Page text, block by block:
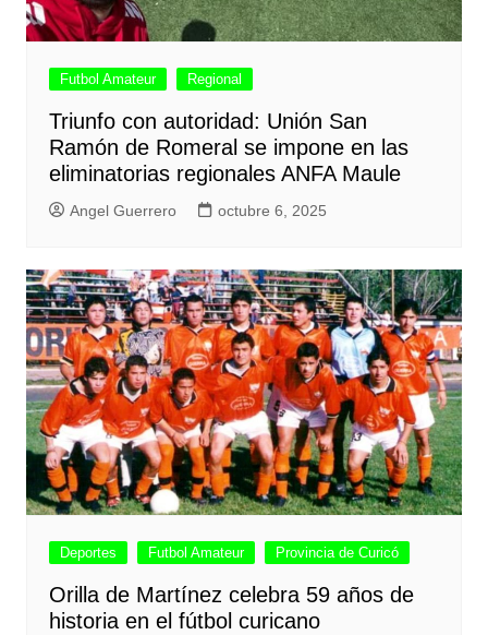
Futbol Amateur Regional
Triunfo con autoridad: Unión San
Ramón de Romeral se impone en las
eliminatorias regionales ANFA Maule
Angel Guerrero octubre 6, 2025
Deportes Futbol Amateur Provincia de Curicó
Orilla de Martínez celebra 59 años de
historia en el fútbol curicano